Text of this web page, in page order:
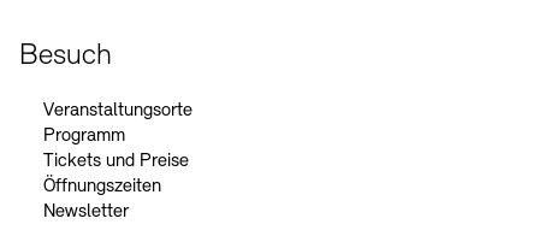
Besuch
Veranstaltungsorte
Programm
Tickets und Preise
Öffnungszeiten
Newsletter